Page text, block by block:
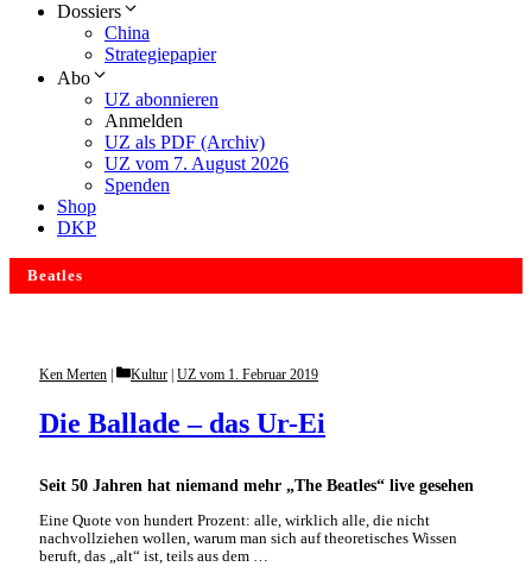
Dossiers
China
Strategiepapier
Abo
UZ abonnieren
Anmelden
UZ als PDF (Archiv)
UZ vom 7. August 2026
Spenden
Shop
DKP
Beatles
Seit 50 Jahren hat niemand mehr „The Beatles“ live gesehen
Die Ballade – das Ur-Ei
Ken Merten Categories
Kultur UZ vom 1. Februar 2019
Eine Quote von hundert Prozent: alle, wirklich alle, die nicht
nachvollziehen wollen, warum man sich auf theoretisches Wissen
beruft, das „alt“ ist, teils aus dem …